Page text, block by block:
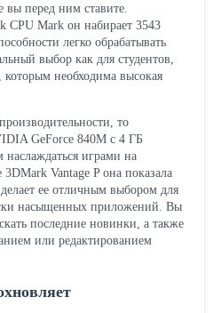
перед ним ставите.
CPU Mark он набирает 3543
легко обрабатывать
выбор как для студентов,
которым необходима высокая
то
GeForce 840M с 4 ГБ
наслаждаться играми на
Vantage P она показала
делает ее отличным выбором для
насыщенных приложений. Вы
последние новинки, а также
или редактированием